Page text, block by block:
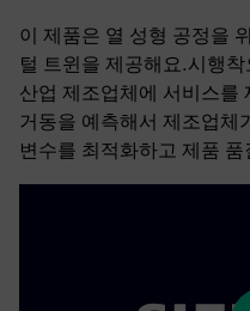
이 제품은 열 성형 공정을
털 트윈을 제공해요.시행
산업 제조업체에 서비스를
거동을 예측해서 제조업체
변수를 최적화하고 제품